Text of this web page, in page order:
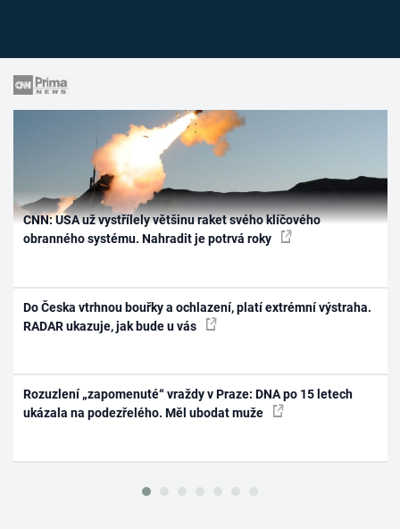
CNN: USA už vystřílely většinu raket svého klíčového
obranného systému. Nahradit je potrvá roky
Do Česka vtrhnou bouřky a ochlazení, platí extrémní výstraha.
RADAR ukazuje, jak bude u vás
Rozuzlení „zapomenuté“ vraždy v Praze: DNA po 15 letech
ukázala na podezřelého. Měl ubodat muže